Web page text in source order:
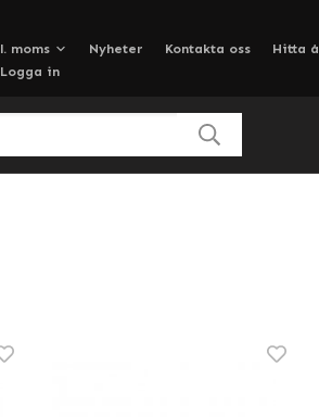
Nyheter Kontakta oss
Hitta
Logga in